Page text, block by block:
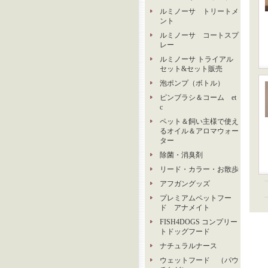
ルミノーサ トリートメ
ント
ルミノーサ コートスプ
レー
ルミノーサ トライアル
セット&セット販売
泡ポンプ（ボトル）
ピンブラシ＆コーム et
c
ペット＆飼い主様で使え
るオイル＆アロマウォー
ター
除菌・消臭剤
リード・カラー・お散歩
アフガングッズ
プレミアムペットフー
ド アナメイト
FISH4DOGS コンプリー
トドッグフード
ナチュラルナース
ウェットフード （パウ